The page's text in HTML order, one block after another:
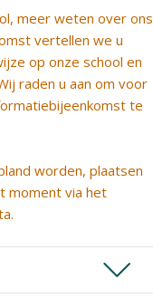
meer weten over ons
vertellen we u
op onze school en
raden u aan om voor
te
worden, plaatsen
moment via het